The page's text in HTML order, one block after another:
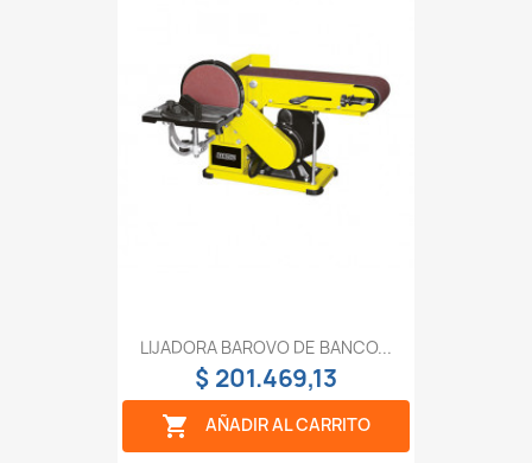
LIJADORA BAROVO DE BANCO...
$ 201.469,13
 AÑADIR AL CARRITO